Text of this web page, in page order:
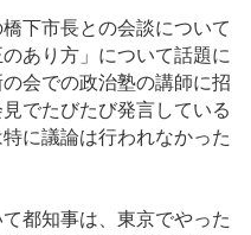
下市長との会談について
あり方」について話題に
会での政治塾の講師に招
でたびたび発言している
に議論は行われなかった
都知事は、東京でやった